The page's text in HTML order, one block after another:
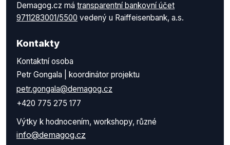
Demagog.cz má transparentní bankovní účet
9711283001/5500 vedený u Raiffeisenbank, a.s.
Kontakty
Kontaktní osoba
Petr Gongala | koordinátor projektu
petr.gongala@demagog.cz
+420 775 275 177
Výtky k hodnocením, workshopy, různé
info@demagog.cz